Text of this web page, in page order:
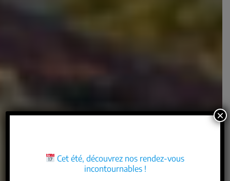
Cet été, découvrez nos rendez-vous
incontournables !
×